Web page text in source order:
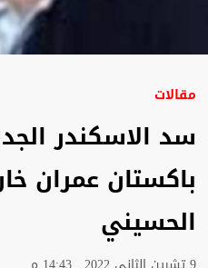
مقالات
سد الاسكندر
باكستان عمران
الحسيني